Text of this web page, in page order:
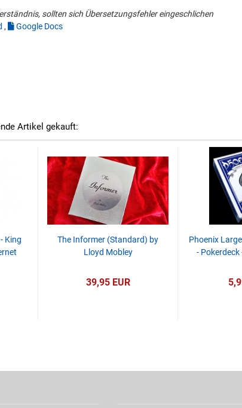
sollten sich Übersetzungsfehler eingeschlichen
, Google Docs
Artikel gekauft:
King
The Informer (Standard) by
Lloyd Mobley
39,95 EUR
Phoenix
- Pokerdeck